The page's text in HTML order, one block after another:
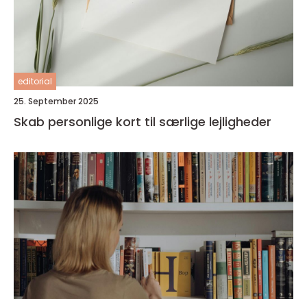
editorial
25. September 2025
Skab personlige kort til særlige lejligheder